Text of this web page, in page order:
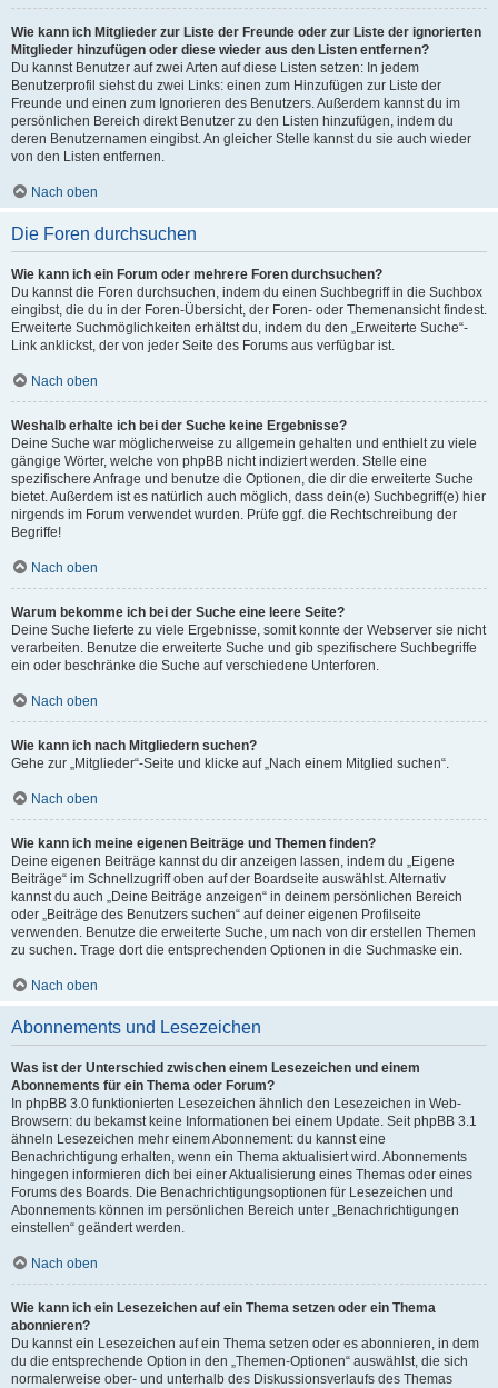
Wie kann ich Mitglieder zur Liste der Freunde oder zur Liste der ignorierten
Mitglieder hinzufügen oder diese wieder aus den Listen entfernen?
Du kannst Benutzer auf zwei Arten auf diese Listen setzen: In jedem
Benutzerprofil siehst du zwei Links: einen zum Hinzufügen zur Liste der
Freunde und einen zum Ignorieren des Benutzers. Außerdem kannst du im
persönlichen Bereich direkt Benutzer zu den Listen hinzufügen, indem du
deren Benutzernamen eingibst. An gleicher Stelle kannst du sie auch wieder
von den Listen entfernen.
Nach oben
Die Foren durchsuchen
Wie kann ich ein Forum oder mehrere Foren durchsuchen?
Du kannst die Foren durchsuchen, indem du einen Suchbegriff in die Suchbox
eingibst, die du in der Foren-Übersicht, der Foren- oder Themenansicht findest.
Erweiterte Suchmöglichkeiten erhältst du, indem du den „Erweiterte Suche“-
Link anklickst, der von jeder Seite des Forums aus verfügbar ist.
Nach oben
Weshalb erhalte ich bei der Suche keine Ergebnisse?
Deine Suche war möglicherweise zu allgemein gehalten und enthielt zu viele
gängige Wörter, welche von phpBB nicht indiziert werden. Stelle eine
spezifischere Anfrage und benutze die Optionen, die dir die erweiterte Suche
bietet. Außerdem ist es natürlich auch möglich, dass dein(e) Suchbegriff(e) hier
nirgends im Forum verwendet wurden. Prüfe ggf. die Rechtschreibung der
Begriffe!
Nach oben
Warum bekomme ich bei der Suche eine leere Seite?
Deine Suche lieferte zu viele Ergebnisse, somit konnte der Webserver sie nicht
verarbeiten. Benutze die erweiterte Suche und gib spezifischere Suchbegriffe
ein oder beschränke die Suche auf verschiedene Unterforen.
Nach oben
Wie kann ich nach Mitgliedern suchen?
Gehe zur „Mitglieder“-Seite und klicke auf „Nach einem Mitglied suchen“.
Nach oben
Wie kann ich meine eigenen Beiträge und Themen finden?
Deine eigenen Beiträge kannst du dir anzeigen lassen, indem du „Eigene
Beiträge“ im Schnellzugriff oben auf der Boardseite auswählst. Alternativ
kannst du auch „Deine Beiträge anzeigen“ in deinem persönlichen Bereich
oder „Beiträge des Benutzers suchen“ auf deiner eigenen Profilseite
verwenden. Benutze die erweiterte Suche, um nach von dir erstellen Themen
zu suchen. Trage dort die entsprechenden Optionen in die Suchmaske ein.
Nach oben
Abonnements und Lesezeichen
Was ist der Unterschied zwischen einem Lesezeichen und einem
Abonnements für ein Thema oder Forum?
In phpBB 3.0 funktionierten Lesezeichen ähnlich den Lesezeichen in Web-
Browsern: du bekamst keine Informationen bei einem Update. Seit phpBB 3.1
ähneln Lesezeichen mehr einem Abonnement: du kannst eine
Benachrichtigung erhalten, wenn ein Thema aktualisiert wird. Abonnements
hingegen informieren dich bei einer Aktualisierung eines Themas oder eines
Forums des Boards. Die Benachrichtigungsoptionen für Lesezeichen und
Abonnements können im persönlichen Bereich unter „Benachrichtigungen
einstellen“ geändert werden.
Nach oben
Wie kann ich ein Lesezeichen auf ein Thema setzen oder ein Thema
abonnieren?
Du kannst ein Lesezeichen auf ein Thema setzen oder es abonnieren, in dem
du die entsprechende Option in den „Themen-Optionen“ auswählst, die sich
normalerweise ober- und unterhalb des Diskussionsverlaufs des Themas